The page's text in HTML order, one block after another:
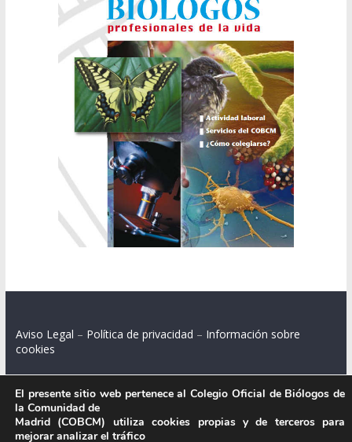
Aviso Legal – Política de privacidad – Información sobre
cookies
Colegio Oficial de Biólogos de la Comunidad de Madrid.
El presente sitio web pertenece al Colegio Oficial de Biólogos de
la Comunidad de
Madrid (COBCM) utiliza cookies propias y de terceros para
mejorar analizar el tráfico